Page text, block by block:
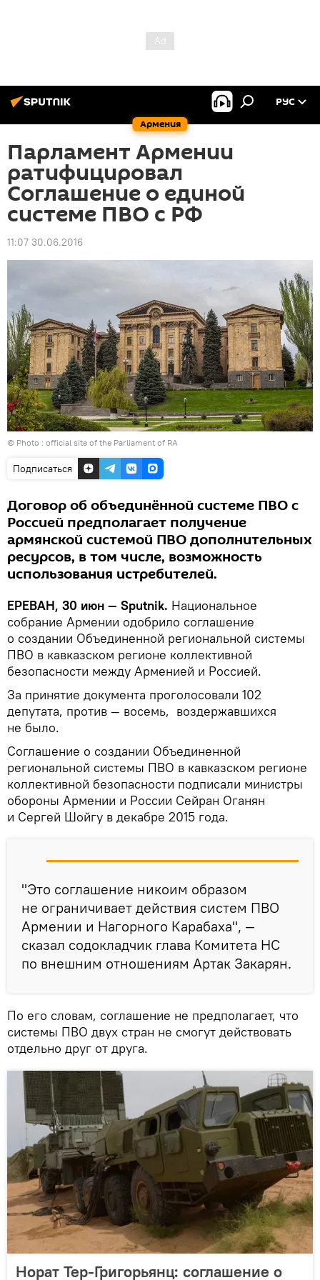
Армения
РУС
Парламент Армении
ратифицировал
Соглашение о единой
системе ПВО с РФ
11:07 30.06.2016
© Photo : official site of the Parliament of RA
Подписаться
Договор об объединённой системе ПВО с
Россией предполагает получение
армянской системой ПВО дополнительных
ресурсов, в том числе, возможность
использования истребителей.
ЕРЕВАН, 30 июн — Sputnik. Национальное
собрание Армении одобрило соглашение
о создании Объединенной региональной системы
ПВО в кавказском регионе коллективной
безопасности между Арменией и Россией.
За принятие документа проголосовали 102
депутата, против — восемь, воздержавшихся
не было.
Соглашение о создании Объединенной
региональной системы ПВО в кавказском регионе
коллективной безопасности подписали министры
обороны Армении и России Сейран Оганян
и Сергей Шойгу в декабре 2015 года.
"Это соглашение никоим образом
не ограничивает действия систем ПВО
Армении и Нагорного Карабаха", —
сказал содокладчик глава Комитета НС
по внешним отношениям Артак Закарян.
По его словам, соглашение не предполагает, что
системы ПВО двух стран не смогут действовать
отдельно друг от друга.
Норат Тер-Григорьянц: соглашение о